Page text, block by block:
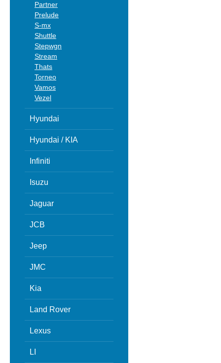
Partner
Prelude
S-mx
Shuttle
Stepwgn
Stream
Thats
Torneo
Vamos
Vezel
Hyundai
Hyundai / KIA
Infiniti
Isuzu
Jaguar
JCB
Jeep
JMC
Kia
Land Rover
Lexus
LI